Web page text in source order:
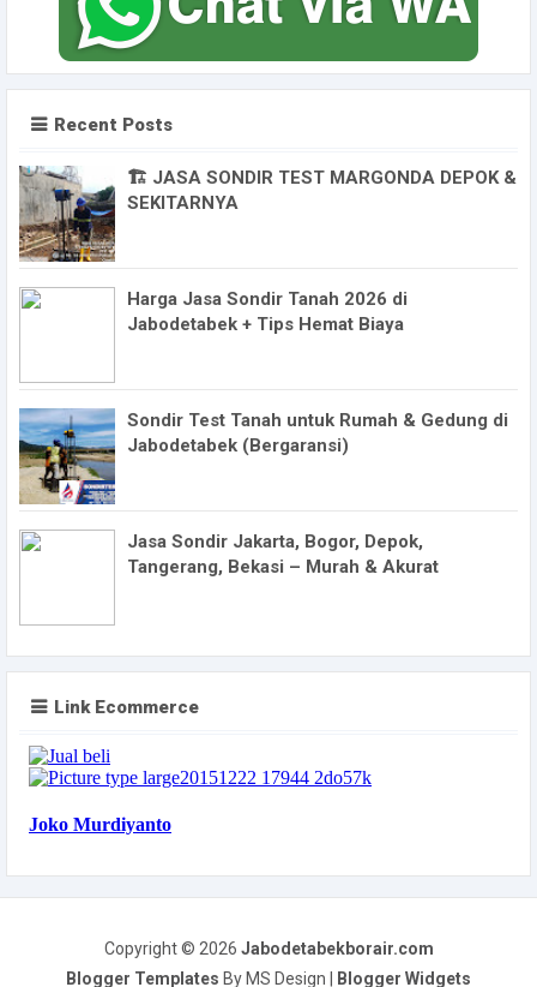
Recent Posts
🏗️ JASA SONDIR TEST MARGONDA DEPOK &
SEKITARNYA
Harga Jasa Sondir Tanah 2026 di
Jabodetabek + Tips Hemat Biaya
Sondir Test Tanah untuk Rumah & Gedung di
Jabodetabek (Bergaransi)
Jasa Sondir Jakarta, Bogor, Depok,
Tangerang, Bekasi – Murah & Akurat
Link Ecommerce
Copyright © 2026 Jabodetabekborair.com
Blogger Templates By MS Design | Blogger Widgets